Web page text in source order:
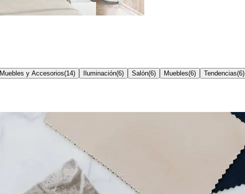
Muebles y Accesorios(14) Iluminación(6) Salón(6) Muebles(6) Tendencias(6)